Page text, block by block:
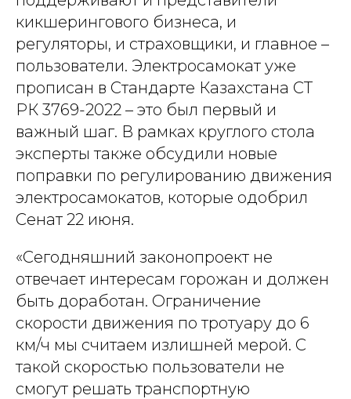
кикшерингового бизнеса, и
регуляторы, и страховщики, и главное –
пользователи. Электросамокат уже
прописан в Стандарте Казахстана СТ
РК 3769-2022 – это был первый и
важный шаг. В рамках круглого стола
эксперты также обсудили новые
поправки по регулированию движения
электросамокатов, которые одобрил
Сенат 22 июня.
«Сегодняшний законопроект не
отвечает интересам горожан и должен
быть доработан. Ограничение
скорости движения по тротуару до 6
км/ч мы считаем излишней мерой. С
такой скоростью пользователи не
смогут решать транспортную